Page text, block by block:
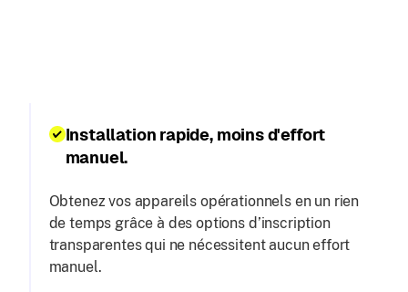
Installation rapide, moins d'effort
manuel.
Obtenez vos appareils opérationnels en un rien
de temps grâce à des options d’inscription
transparentes qui ne nécessitent aucun effort
manuel.